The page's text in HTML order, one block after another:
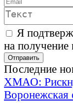
Я
на получение
Последние
ХМАО:
Воронежская